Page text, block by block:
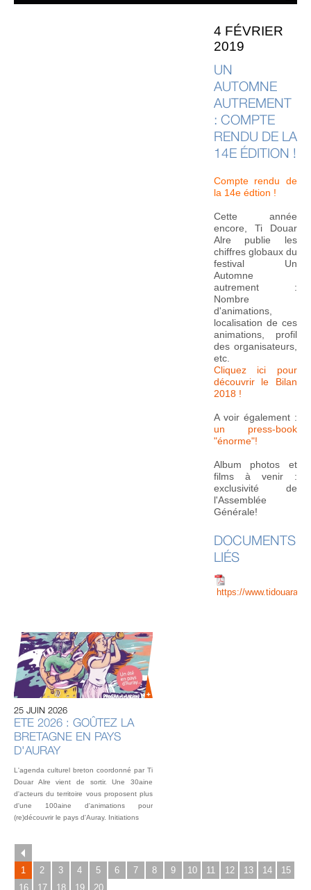
4 FÉVRIER
2019
UN
AUTOMNE
AUTREMENT
: COMPTE
RENDU DE LA
14E ÉDITION !
Compte rendu de
la 14e édtion !
Cette année
encore, Ti Douar
Alre publie les
chiffres globaux du
festival Un
Automne
autrement :
Nombre
d'animations,
localisation de ces
animations, profil
des organisateurs,
etc.
Cliquez ici pour
découvrir le Bilan
2018 !
A voir également :
un press-book
"énorme"!
Album photos et
films à venir :
exclusivité de
l'Assemblée
Générale!
DOCUMENTS
LIÉS
https://
25 JUIN 2026
ETE 2026 : GOÛTEZ LA
BRETAGNE EN PAYS
D'AURAY
L'agenda culturel breton coordonné par Ti
Douar Alre vient de sortir. Une 30aine
d'acteurs du territoire vous proposent plus
d'une 100aine d'animations pour
(re)découvrir le pays d'Auray. Initiations
1 2 3 4 5 6 7 8 9 10 11 12 13 14
15
16
17 18 19 20